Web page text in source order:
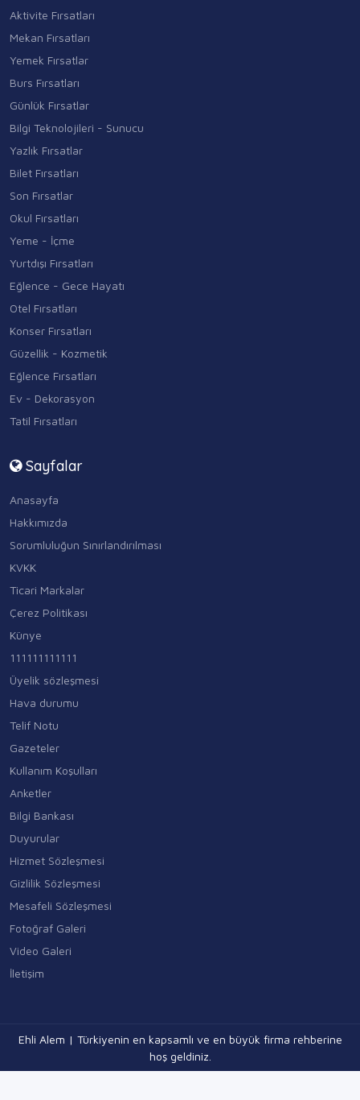
Aktivite Fırsatları
Mekan Fırsatları
Yemek Fırsatlar
Burs Fırsatları
Günlük Fırsatlar
Bilgi Teknolojileri - Sunucu
Yazlık Fırsatlar
Bilet Fırsatları
Son Fırsatlar
Okul Fırsatları
Yeme - İçme
Yurtdışı Fırsatları
Eğlence - Gece Hayatı
Otel Fırsatları
Konser Fırsatları
Güzellik - Kozmetik
Eğlence Fırsatları
Ev - Dekorasyon
Tatil Fırsatları
Sayfalar
Anasayfa
Hakkımızda
Sorumluluğun Sınırlandırılması
KVKK
Ticari Markalar
Çerez Politikası
Künye
111111111111
Üyelik sözleşmesi
Hava durumu
Telif Notu
Gazeteler
Kullanım Koşulları
Anketler
Bilgi Bankası
Duyurular
Hizmet Sözleşmesi
Gizlilik Sözleşmesi
Mesafeli Sözleşmesi
Fotoğraf Galeri
Video Galeri
İletişim
Ehli Alem | Türkiyenin en kapsamlı ve en büyük firma rehberine
hoş geldiniz.